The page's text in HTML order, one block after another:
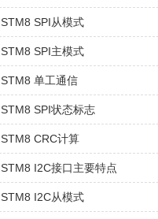
STM8 SPI从模式
STM8 SPI主模式
STM8 单工通信
STM8 SPI状态标志
STM8 CRC计算
STM8 I2C接口主要特点
STM8 I2C从模式